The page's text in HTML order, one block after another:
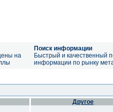
на
Поиск информации
Быстрый и качественный
информации по рынку
Другое